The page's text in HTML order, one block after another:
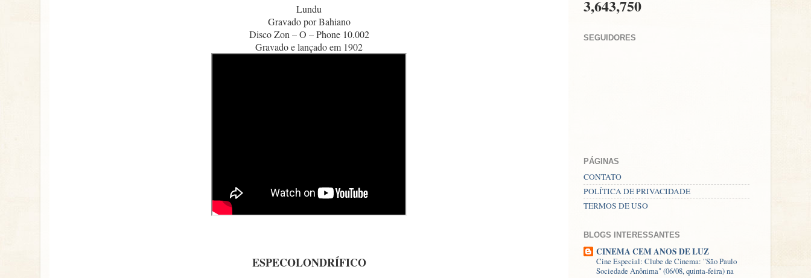
Lundu
Gravado por Bahiano
Disco Zon – O – Phone 10.002
Gravado e lançado em 1902
ESPECOLONDRÍFICO
3,643,750
SEGUIDORES
PÁGINAS
CONTATO
POLÍTICA DE PRIVACIDADE
TERMOS DE USO
BLOGS INTERESSANTES
CINEMA CEM ANOS DE LUZ
Cine Especial: Clube de Cinema: "São Paulo
Sociedade Anônima" (06/08, quinta-feira) na